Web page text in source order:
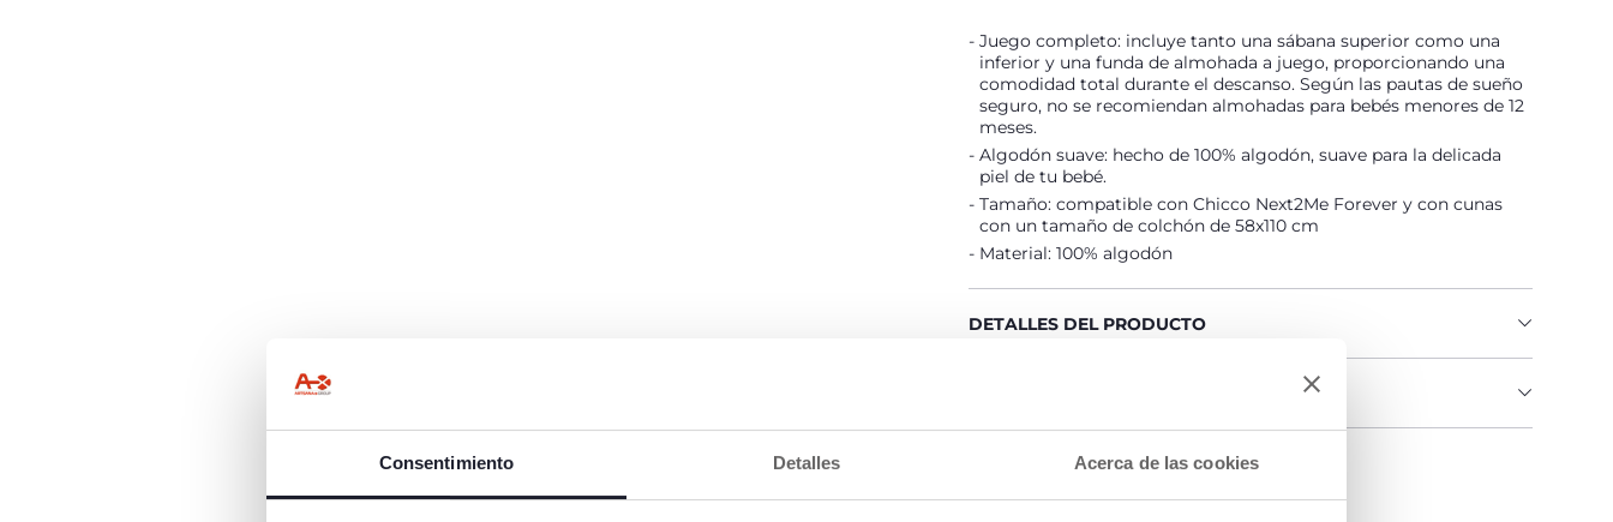
Consentimiento Detalles Acerca de las cookies
Juego completo: incluye tanto una sábana superior como una
inferior y una funda de almohada a juego, proporcionando una
comodidad total durante el descanso. Según las pautas de sueño
seguro, no se recomiendan almohadas para bebés menores de 12
meses.
Algodón suave: hecho de 100% algodón, suave para la delicada
piel de tu bebé.
Tamaño: compatible con Chicco Next2Me Forever y con cunas
con un tamaño de colchón de 58x110 cm
Material: 100% algodón
DETALLES DEL PRODUCTO
Buscar una tienda